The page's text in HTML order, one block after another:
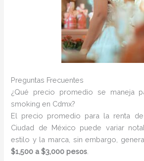
Preguntas Frecuentes
¿Qué precio promedio se maneja
smoking en Cdmx?
El precio promedio para la renta
Ciudad de México puede variar
estilo y la marca, sin embargo,
$1,500 a $3,000 pesos